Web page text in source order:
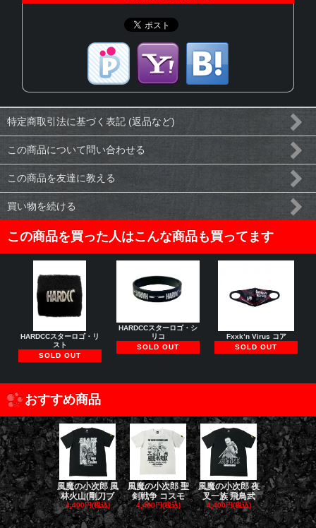
特定商取引法に基づく表記 (返品など)
この商品について問い合わせる
この商品を友達に教える
買い物を続ける
この商品を買った人はこんな商品も買ってます
HARDCCスターロゴ・リ
スト
SOLD OUT
HARDCCスターロゴ・シ
リコ
SOLD OUT
Fxxk’n Virus コア
SOLD OUT
おすすめ商品
風魔の小次郎 風
林火山(剛刀ブ
4,400円(税込)
風魔の小次郎 聖
剣戦争 コスモ
4,400円(税込)
風魔の小次郎 夜
叉一族 飛鳥武
4,400円(税込)
風魔の小次
魔一族 竜
4,400円(税